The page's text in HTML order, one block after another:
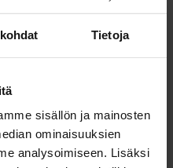
Tietoja
sisällön ja mainosten
ominaisuuksien
analysoimiseen. Lisäksi
>